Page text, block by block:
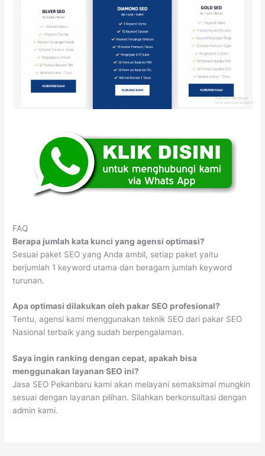
FAQ
Berapa jumlah kata kunci yang agensi optimasi?
Sesuai paket SEO yang Anda ambil, setiap paket yaitu
berjumlah 1 keyword utama dan beragam jumlah keyword
turunan.
Apa optimasi dilakukan oleh pakar SEO profesional?
Tentu, agensi kami menggunakan teknik SEO dari pakar SEO
Nasional terbaik yang sudah berpengalaman.
Saya ingin ranking dengan cepat, apakah bisa
menggunakan layanan SEO ini?
Jasa SEO Pekanbaru kami akan melayani semaksimal mungkin
sesuai dengan layanan pilihan. Silahkan berkonsultasi dengan
admin kami.